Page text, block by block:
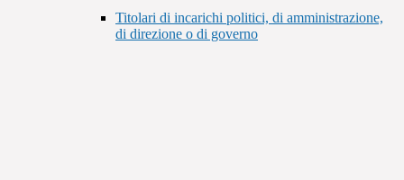
Titolari di incarichi politici, di amministrazione,
di direzione o di governo